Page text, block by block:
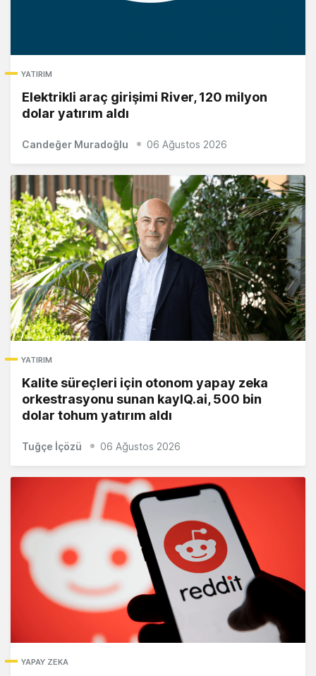
YATIRIM
Elektrikli araç girişimi River, 120 milyon
dolar yatırım aldı
Candeğer Muradoğlu 06 Ağustos 2026
YATIRIM
Kalite süreçleri için otonom yapay zeka
orkestrasyonu sunan kayIQ.ai, 500 bin
dolar tohum yatırım aldı
Tuğçe İçözü 06 Ağustos 2026
YAPAY ZEKA